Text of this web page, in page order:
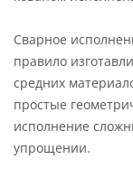
Сварное
правило
средних
простые
исполнение
упрощении.